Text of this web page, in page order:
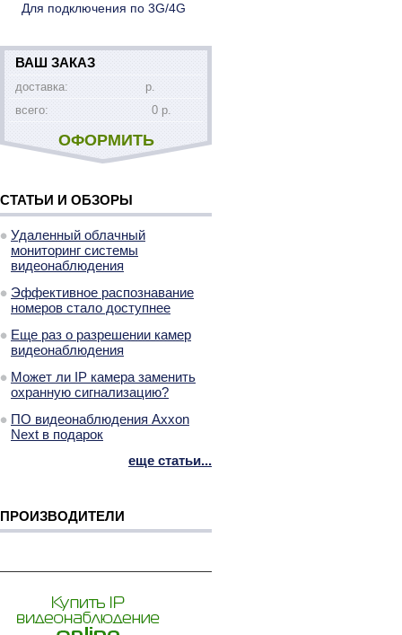
Для подключения по 3G/4G
ВАШ ЗАКАЗ
доставка:
р.
всего:
0 р.
ОФОРМИТЬ
СТАТЬИ И ОБЗОРЫ
Удаленный облачный
мониторинг системы
видеонаблюдения
Эффективное распознавание
номеров стало доступнее
Еще раз о разрешении камер
видеонаблюдения
Может ли IP камера заменить
охранную сигнализацию?
ПО видеонаблюдения Axxon
Next в подарок
еще статьи...
ПРОИЗВОДИТЕЛИ